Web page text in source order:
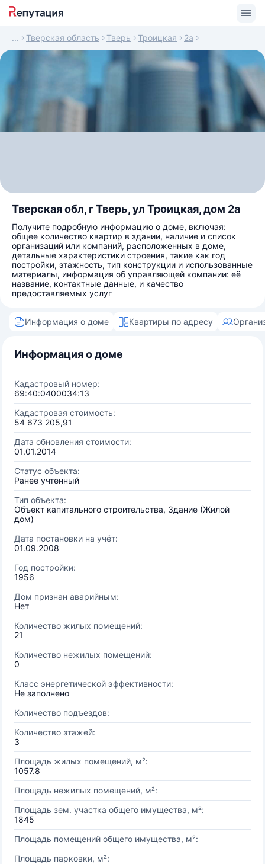
Тверская область Тверь Троицкая 2а
Тверская обл, г Тверь, ул Троицкая, дом 2а
Получите подробную информацию о доме, включая:
общее количество квартир в здании, наличие и список
организаций или компаний, расположенных в доме,
детальные характеристики строения, такие как год
постройки, этажность, тип конструкции и использованные
материалы, информация об управляющей компании: её
название, контактные данные, и качество
предоставляемых услуг
Информация о доме Квартиры по адресу
Информация о доме
Кадастровый номер:
69:40:0400034:13
Кадастровая стоимость:
54 673 205,91
Дата обновления стоимости:
01.01.2014
Статус объекта:
Ранее учтенный
Тип объекта:
Объект капитального строительства, Здание (Жилой
дом)
Дата постановки на учёт:
01.09.2008
Год постройки:
1956
Дом признан аварийным:
Нет
Количество жилых помещений:
21
Количество нежилых помещений:
0
Класс энергетической эффективности:
Не заполнено
Количество подъездов:
Количество этажей:
3
Площадь жилых помещений, м²:
1057.8
Площадь нежилых помещений, м²:
Площадь зем. участка общего имущества, м²:
1845
Площадь помещений общего имущества, м²:
Площадь парковки, м²: